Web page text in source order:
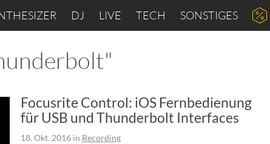
DJ LIVE TECH SONSTIGES
Focusrite Control: iOS Fernbedienung
für USB und Thunderbolt Interfaces
18. Okt. 2016in Recording